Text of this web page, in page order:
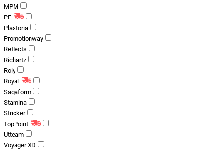
MPM
PF
Plastoria
Promotionway
Reflects
Richartz
Roly
Royal
Sagaform
Stamina
Stricker
TopPoint
Utteam
Voyager XD